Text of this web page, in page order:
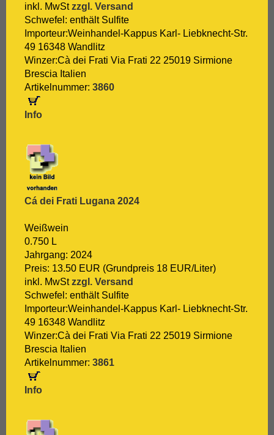
[:. Huxelrebe
[:. Lemberger
[:. Macabeo
[:. Malbec
[:. Malvasia Bianca
[:. Marsanne
[:. Mascato
[:. Merlot
[:. Meunier
[:. Montepulciano d`Abruzzo
[:. Mourvèdre
[:. Müller-Thurgau
[:. Muskat
[:.
Nebbiolo
[:. Negroamaro
[:.
Nero D`Avola
[:.
Optima
[:.
Pedro Ximénez
[:. Petit Verdot
[:.
Pinot Blanc
[:. Pinot Gris
[:.
Pinot Nera
[:.
Pinot Noir
[:.
Pinotage
Primitivo
[:. Refosco
[:. Rote Malvasia
inkl. MwStzzgl. Versand
Schwefel: enthält Sulfite
Importeur:Weinhandel-Kappus Karl- Liebknecht-Str.
49 16348 Wandlitz
Winzer:Cà dei Frati Via Frati 22 25019 Sirmione
Brescia Italien
Artikelnummer: 3860
Info
Cá dei Frati Lugana 2024
Weißwein
0.750 L
Jahrgang: 2024
Preis: 13.50 EUR (Grundpreis 18 EUR/Liter)
inkl. MwStzzgl. Versand
Schwefel: enthält Sulfite
Importeur:Weinhandel-Kappus Karl- Liebknecht-Str.
49 16348 Wandlitz
Winzer:Cà dei Frati Via Frati 22 25019 Sirmione
Brescia Italien
Artikelnummer: 3861
Info